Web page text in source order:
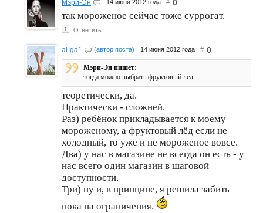
Мэри-Эн 14 июня 2012 года # 0
так мороженое сейчас тоже суррогат.
↑ Ответить
al-ga1 (автор поста) 14 июня 2012 года # 0
Мэри-Эн пишет:
тогда можно выбрать фруктовый лед
теоретически, да.
Практически - сложней.
Раз) ребёнок прикладывается к моему
мороженому, а фруктовый лёд если не
холодный, то уже и не мороженое вовсе.
Два) у нас в магазине не всегда он есть - у
нас всего один магазин в шаговой
доступности.
Три) ну и, в принципе, я решила забить
пока на ограничения.